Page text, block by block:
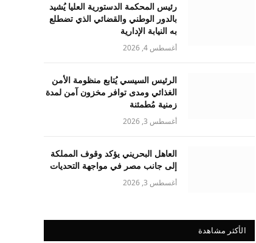
رئيس المحكمة الدستورية العليا يُشيد
بالدور الوطني والقضائي الذي تضطلع
به النيابة الإدارية
أغسطس 4, 2026
الرئيس السيسي يُتابع منظومة الأمن
الغذائي ومدى توافر مخزون آمن لمدة
زمنية مُطمئنة
أغسطس 3, 2026
العاهل البحريني يؤكد وقوف المملكة
إلى جانب مصر في مواجهة التحديات
أغسطس 3, 2026
الأكثر مشاهدة